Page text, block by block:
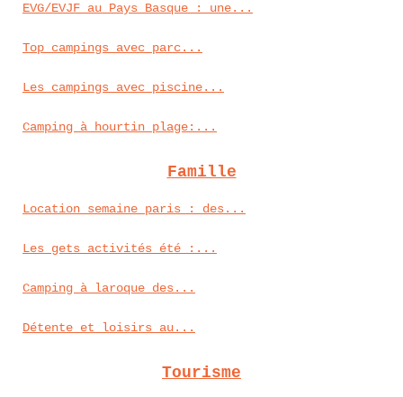
EVG/EVJF au Pays Basque : une...
Top campings avec parc...
Les campings avec piscine...
Camping à hourtin plage:...
Famille
Location semaine paris : des...
Les gets activités été :...
Camping à laroque des...
Détente et loisirs au...
Tourisme